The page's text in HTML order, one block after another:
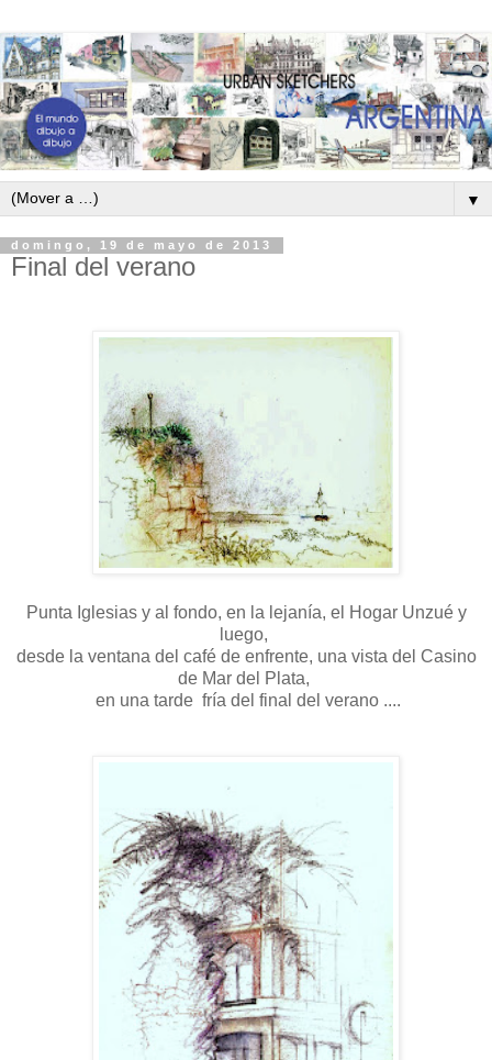
▼
domingo, 19 de mayo de 2013
Final del verano
Punta Iglesias y al fondo, en la lejanía, el Hogar Unzué y
luego,
desde la ventana del café de enfrente, una vista del Casino
de Mar del Plata,
en una tarde fría del final del verano ....